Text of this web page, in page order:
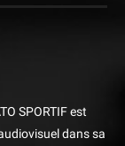
SPORTIF est
dans sa